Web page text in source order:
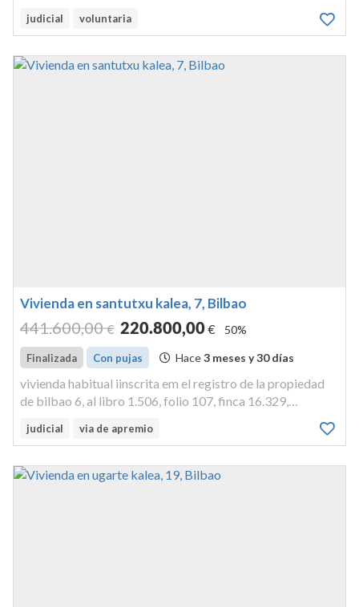
judicial voluntaria
Vivienda en santutxu kalea, 7, Bilbao
441.600,00 € 220.800,00€ 50%
Finalizada Con pujas Hace3 meses y 30 días
vivienda habitual iinscrita em el registro de la propiedad
de bilbao 6, al libro 1.506, folio 107, finca 16.329,
único4802. vivienda izquierda o de tipo f según suposición
judicial via de apremio